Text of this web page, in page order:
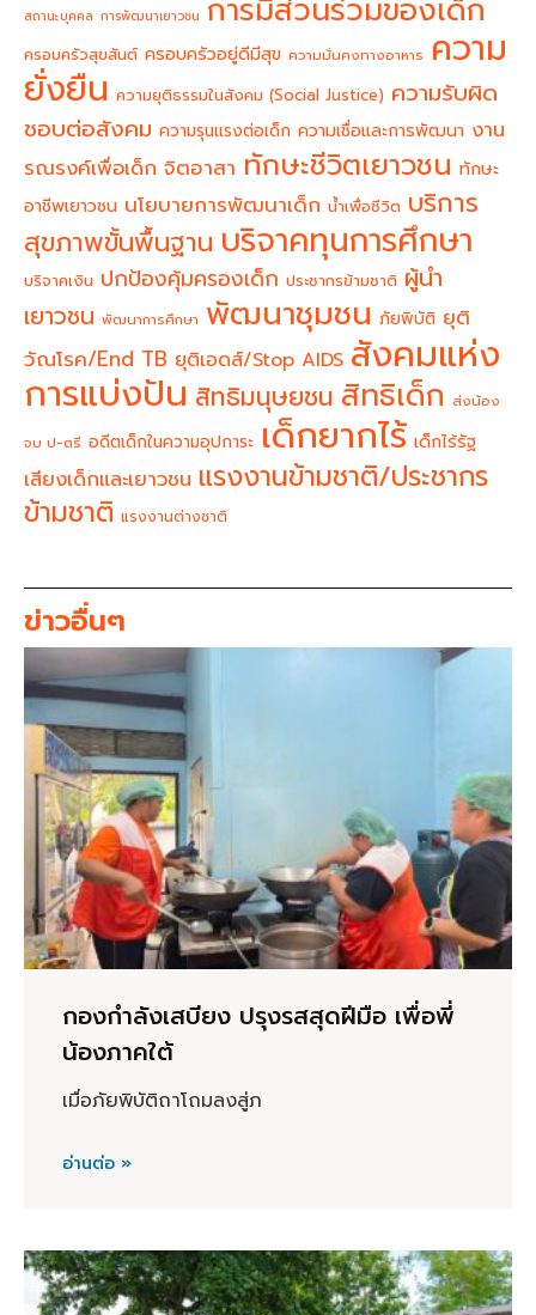
สถานะบุคคล การพัฒนาเยาวชน การมีส่วนร่วมของเด็ก
ครอบครัวสุขสันต์ ครอบครัวอยู่ดีมีสุข ความมั่นคงทางอาหาร ความ
ยั่งยืน ความยุติธรรมในสังคม (Social Justice) ความรับผิด
ชอบต่อสังคม ความรุนแรงต่อเด็ก ความเชื่อและการพัฒนา งาน
รณรงค์เพื่อเด็ก จิตอาสา ทักษะชีวิตเยาวชน ทักษะ
อาชีพเยาวชน นโยบายการพัฒนาเด็ก น้ำเพื่อชีวิต บริการ
สุขภาพขั้นพื้นฐาน บริจาคทุนการศึกษา
บริจาคเงิน ปกป้องคุ้มครองเด็ก ประชากรข้ามชาติ ผู้นำ
เยาวชน พัฒนาการศึกษา พัฒนาชุมชน ภัยพิบัติ ยุติ
วัณโรค/End TB ยุติเอดส์/Stop AIDS สังคมแห่ง
การแบ่งปัน สิทธิมนุษยชน สิทธิเด็ก ส่งน้อง
จบ ป-ตรี อดีตเด็กในความอุปการะ เด็กยากไร้ เด็กไร้รัฐ
เสียงเด็กและเยาวชน แรงงานข้ามชาติ/ประชากร
ข้ามชาติ แรงงานต่างชาติ
ข่าวอื่นๆ
กองกำลังเสบียง ปรุงรสสุดฝีมือ เพื่อพี่
น้องภาคใต้
เมื่อภัยพิบัติถาโถมลงสู่ภ
อ่านต่อ »